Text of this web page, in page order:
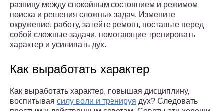
разницу между спокойным состоянием и режимом
поиска и решения сложных задач. Измените
окружение, работу, затейте ремонт, поставьте перед
собой сложные задачи, помогающие тренировать
характер и усиливать дух.
Как выработать характер
Как выработать характер, повышая дисциплину,
воспитывая силу воли и тренируя дух? Следовать